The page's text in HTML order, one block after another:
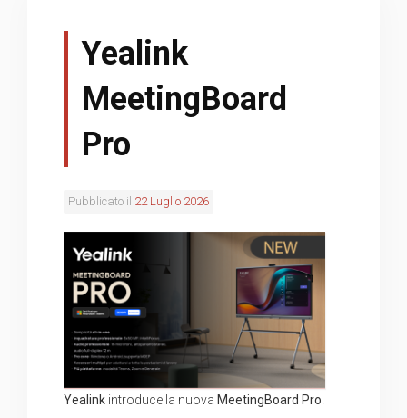
Yealink
MeetingBoard
Pro
Pubblicato il 22 Luglio 2026
Yealink introduce la nuova MeetingBoard Pro!